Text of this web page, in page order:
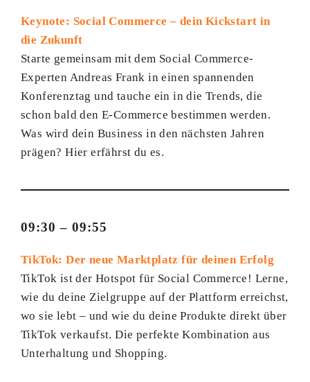
Keynote: Social Commerce – dein Kickstart in
die Zukunft
Starte gemeinsam mit dem Social Commerce-
Experten Andreas Frank in einen spannenden
Konferenztag und tauche ein in die Trends, die
schon bald den E-Commerce bestimmen werden.
Was wird dein Business in den nächsten Jahren
prägen? Hier erfährst du es.
09:30 – 09:55
TikTok: Der neue Marktplatz für deinen Erfolg
TikTok ist der Hotspot für Social Commerce! Lerne,
wie du deine Zielgruppe auf der Plattform erreichst,
wo sie lebt – und wie du deine Produkte direkt über
TikTok verkaufst. Die perfekte Kombination aus
Unterhaltung und Shopping.